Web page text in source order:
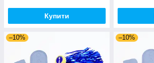
Купити
–10% –10%